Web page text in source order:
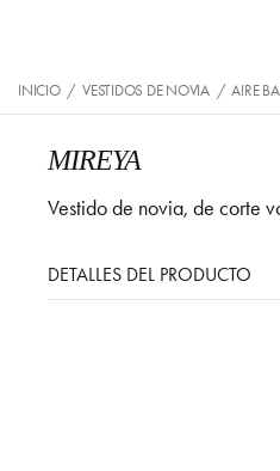
INICIO / VESTIDOS DE NOVIA / AIRE
MIREYA
Vestido de novia, de corte
DETALLES DEL PRODUCTO